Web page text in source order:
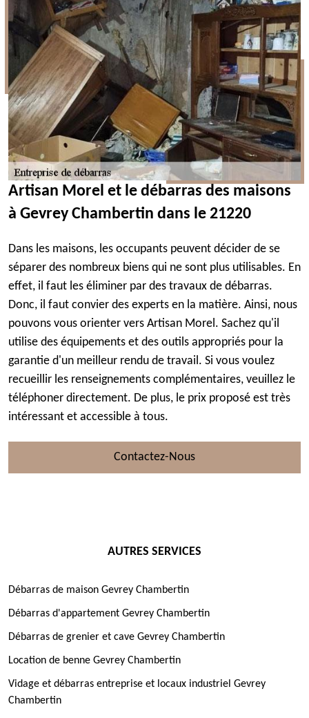
Artisan Morel et le débarras des maisons
à Gevrey Chambertin dans le 21220
Dans les maisons, les occupants peuvent décider de se
séparer des nombreux biens qui ne sont plus utilisables. En
effet, il faut les éliminer par des travaux de débarras.
Donc, il faut convier des experts en la matière. Ainsi, nous
pouvons vous orienter vers Artisan Morel. Sachez qu'il
utilise des équipements et des outils appropriés pour la
garantie d'un meilleur rendu de travail. Si vous voulez
recueillir les renseignements complémentaires, veuillez le
téléphoner directement. De plus, le prix proposé est très
intéressant et accessible à tous.
Contactez-Nous
AUTRES SERVICES
Débarras de maison Gevrey Chambertin
Débarras d'appartement Gevrey Chambertin
Débarras de grenier et cave Gevrey Chambertin
Location de benne Gevrey Chambertin
Vidage et débarras entreprise et locaux industriel Gevrey
Chambertin